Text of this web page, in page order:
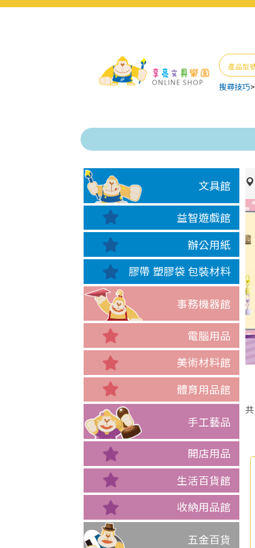
搜尋技巧>
文具館
益智遊戲館
辦公用紙
膠帶 塑膠袋 包裝材料
事務機器館
電腦用品
美術材料館
體育用品館
手工藝品
開店用品
生活百貨館
收納用品館
五金百貨
共